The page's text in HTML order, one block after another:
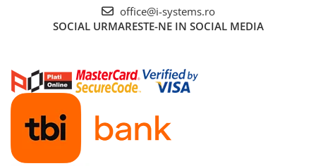
office@i-systems.ro
SOCIAL URMARESTE-NE IN SOCIAL MEDIA